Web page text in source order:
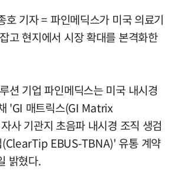
호 기자 = 파인메딕스가 미국 의료기
고 현지에서 시장 확대를 본격화한
션 기업 파인메딕스는 미국 내시경
'GI 매트릭스(GI Matrix
사 기관지 초음파 내시경 조직 생검
(ClearTip EBUS-TBNA)' 유통 계약
밝혔다.